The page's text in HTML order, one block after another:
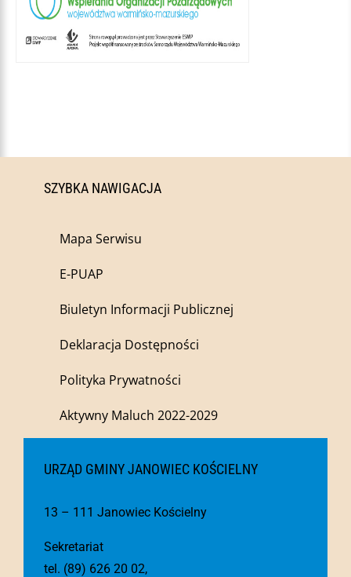
SZYBKA NAWIGACJA
Mapa Serwisu
E-PUAP
Biuletyn Informacji Publicznej
Deklaracja Dostępności
Polityka Prywatności
Aktywny Maluch 2022-2029
URZĄD GMINY JANOWIEC KOŚCIELNY
13 – 111 Janowiec Kościelny
Sekretariat
tel. (89) 626 20 02,